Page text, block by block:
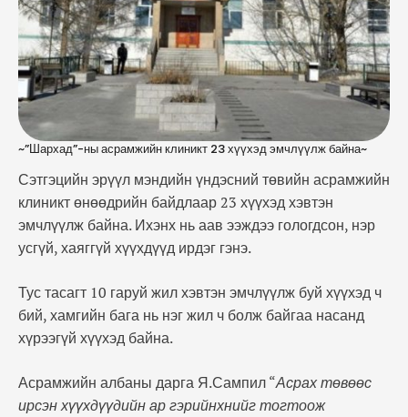
~”Шархад”-ны асрамжийн клиникт 23 хүүхэд эмчлүүлж байна~
Сэтгэцийн эрүүл мэндийн үндэсний төвийн асрамжийн
клиникт өнөөдрийн байдлаар 23 хүүхэд хэвтэн
эмчлүүлж байна. Ихэнх нь аав ээждээ гологдсон, нэр
усгүй, хаяггүй хүүхдүүд ирдэг гэнэ.
Тус тасагт 10 гаруй жил хэвтэн эмчлүүлж буй хүүхэд ч
бий, хамгийн бага нь нэг жил ч болж байгаа насанд
хүрээгүй хүүхэд байна.
Асрамжийн албаны дарга Я.Сампил “Асрах төвөөс
ирсэн хүүхдүүдийн ар гэрийнхнийг тогтоож